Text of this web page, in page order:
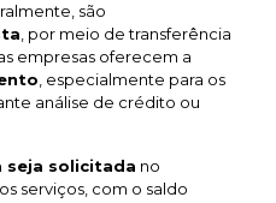
são
, por meio de transferência
empresas oferecem a
, especialmente para os
análise de crédito ou
seja solicitada no
serviços, com o saldo